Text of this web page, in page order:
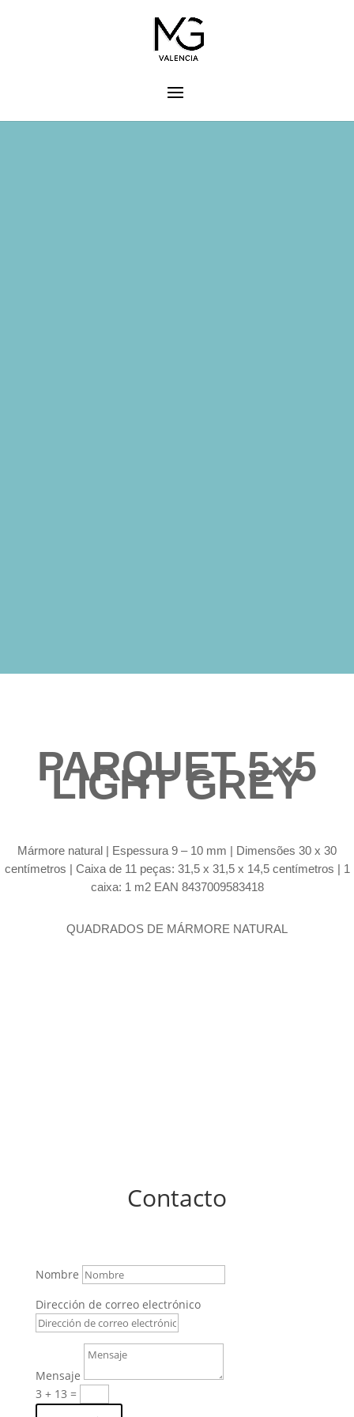
PARQUET 5×5
LIGHT GREY
Mármore natural | Espessura 9 – 10 mm | Dimensões 30 x 30
centímetros | Caixa de 11 peças: 31,5 x 31,5 x 14,5 centímetros | 1
caixa: 1 m2 EAN 8437009583418
QUADRADOS DE MÁRMORE NATURAL
Contacto
Nombre
Dirección de correo electrónico
Mensaje
3 + 13 =